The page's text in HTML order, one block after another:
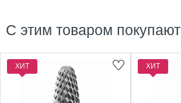
С этим товаром покупают
ХИТ ХИТ